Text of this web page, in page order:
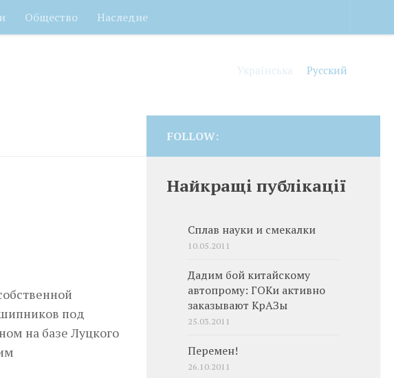
Общество Наследие
Українська Русский
под
на базе Луцкого
FOLLOW:
Найкращі публікації
Сплав науки и смекалки
10.05.2011
Дадим бой китайскому
автопрому: ГОКи активно
заказывают КрАЗы
25.03.2011
Перемен!
26.10.2011